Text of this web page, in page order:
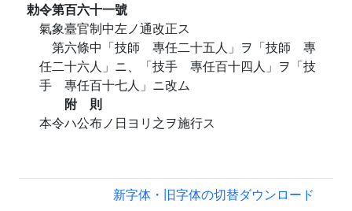
勅令第百六十一號
氣象臺官制中左ノ通改正ス
第六條中「技師 專任二十五人」ヲ「技師 專
任二十六人」ニ、「技手 專任百十四人」ヲ「技
手 專任百十七人」ニ改ム
附 則
本令ハ公布ノ日ヨリ之ヲ施行ス
新字体・旧字体の切替ダウンロード